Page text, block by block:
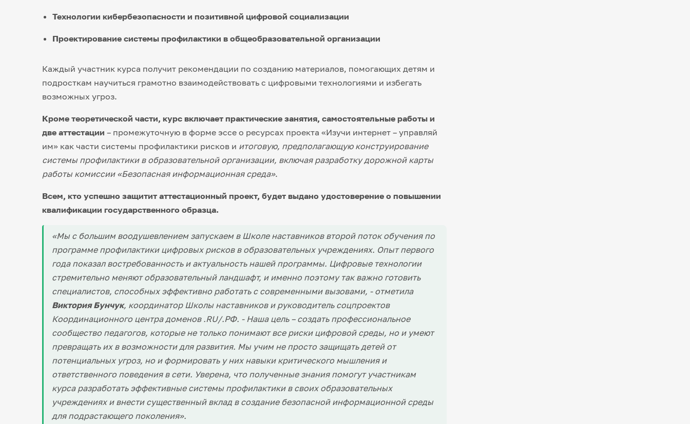
Технологии кибербезопасности и позитивной цифровой социализации
Проектирование системы профилактики в общеобразовательной организации
Каждый участник курса получит рекомендации по созданию материалов, помогающих детям и
подросткам научиться грамотно взаимодействовать с цифровыми технологиями и избегать
возможных угроз.
Кроме теоретической части, курс включает практические занятия, самостоятельные работы и
две аттестации – промежуточную в форме эссе о ресурсах проекта «Изучи интернет – управляй
им» как части системы профилактики рисков и итоговую, предполагающую конструирование
системы профилактики в образовательной организации, включая разработку дорожной карты
работы комиссии «Безопасная информационная среда».
Всем, кто успешно защитит аттестационный проект, будет выдано удостоверение о повышении
квалификации государственного образца.
«Мы с большим воодушевлением запускаем в Школе наставников второй поток обучения по
программе профилактики цифровых рисков в образовательных учреждениях. Опыт первого
года показал востребованность и актуальность нашей программы. Цифровые технологии
стремительно меняют образовательный ландшафт, и именно поэтому так важно готовить
специалистов, способных эффективно работать с современными вызовами, - отметила
Виктория Бунчук, координатор Школы наставников и руководитель соцпроектов
Координационного центра доменов .RU/.РФ. - Наша цель – создать профессиональное
сообщество педагогов, которые не только понимают все риски цифровой среды, но и умеют
превращать их в возможности для развития. Мы учим не просто защищать детей от
потенциальных угроз, но и формировать у них навыки критического мышления и
ответственного поведения в сети. Уверена, что полученные знания помогут участникам
курса разработать эффективные системы профилактики в своих образовательных
учреждениях и внести существенный вклад в создание безопасной информационной среды
для подрастающего поколения».